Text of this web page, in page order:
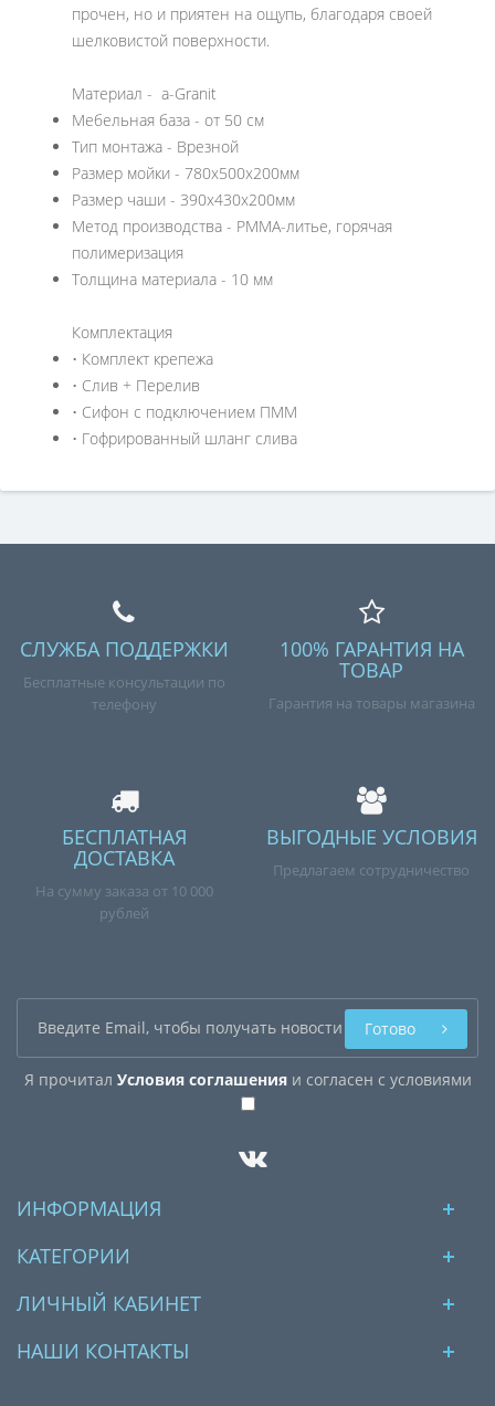
прочен, но и приятен на ощупь, благодаря своей
шелковистой поверхности.
Материал - a-Granit
Мебельная база - от 50 см
Тип монтажа - Врезной
Размер мойки - 780х500х200мм
Размер чаши - 390х430х200мм
Метод производства - PMMA-литье, горячая
полимеризация
Толщина материала - 10 мм
Комплектация
• Комплект крепежа
• Слив + Перелив
• Сифон с подключением ПММ
• Гофрированный шланг слива
СЛУЖБА ПОДДЕРЖКИ
Бесплатные консультации по
телефону
100% ГАРАНТИЯ НА
ТОВАР
Гарантия на товары магазина
БЕСПЛАТНАЯ
ДОСТАВКА
На сумму заказа от 10 000
рублей
ВЫГОДНЫЕ УСЛОВИЯ
Предлагаем сотрудничество
Я прочитал Условия соглашенияи согласен с условиями
Готово
ИНФОРМАЦИЯ
КАТЕГОРИИ
ЛИЧНЫЙ КАБИНЕТ
НАШИ КОНТАКТЫ